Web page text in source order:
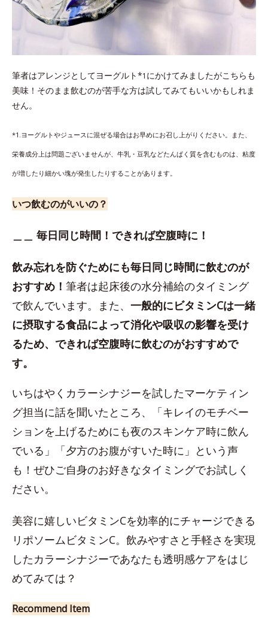
筆者はアレンジとしてヨーグルト*1 にかけてみましたがこちらも
美味！そのまま飲むのが苦手な方は試してみてもいいかもしれま
せん。
*1.ヨーグルトやジュースに混ぜる場合はお早めにお召し上がりください。また、
栄養成分上は問題ございませんが、牛乳・豆乳などたんぱく質を含むものは、粘度
が増したり細かい塊が発生したりすることがあります。
いつ飲むのがいいの？
＿＿ 毎日同じ時間！できれば空腹時に！
飲み忘れを防ぐためにも毎日同じ時間に飲むのが
おすすめ！ 筆者は起床後の水分補給のタイミング
で飲んでいます。また、 一般的にビタミンCは一緒
に摂取する食品によって消化や吸収の影響を受け
るため、できれば空腹時に飲むのがおすすめで
す。
いちはやくカラーシナジーを試したマーケティン
グ担当に話を聞いたところ、「キレイのモチベー
ションを上げるためにも夜のスキンケア時に飲ん
でいる」「夕方のお腹がすいた時に」という声
も！ぜひご自身のお好きなタイミングでお試しく
ださい。
美容に嬉しいビタミンCを効率的にチャージできる
リポソームビタミンC。飲みやすさと手軽さを実現
したカラーシナジーであなたも透明感ケアをはじ
めてみては？
Recommend Item